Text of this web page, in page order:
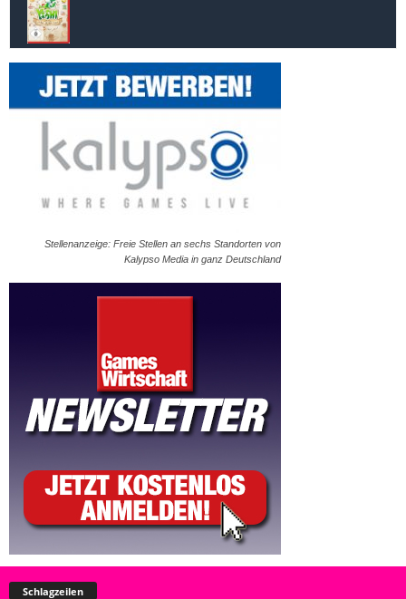
Stellenanzeige: Freie Stellen an sechs Standorten von
Kalypso Media in ganz Deutschland
Schlagzeilen